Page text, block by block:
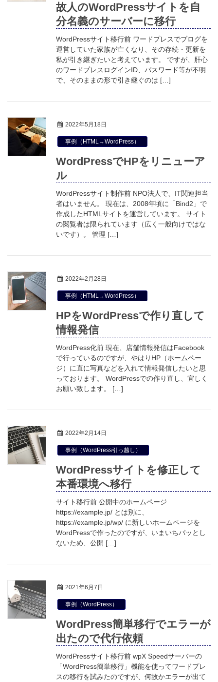
故人のWordPressサイトを自
分名義のサーバーに移行
WordPressサイト移行前 ワードプレスでブログを
運営していた家族が亡くなり、その存続・更新を
私が引き継ぎたいと考えています。 ですが、肝心
のワードプレスログインID、パスワード等が不明
で、そのままの形で引き継ぐのは […]
2022年5月18日
事例（HTML→WordPress）
WordPressでHPをリニューア
ル
WordPressサイト制作前 NPO法人で、IT関連担当
者はいません。 現在は、2008年頃に「Bind2」で
作成したHTMLサイトを運営しています。 サイト
の閲覧者は限られています（広く一般向けではな
いです）。 管理 […]
2022年2月28日
事例（HTML→WordPress）
HPをWordPressで作り直して
情報発信
WordPress化前 現在、店舗情報発信はFacebook
で行っているのですが、やはりHP（ホームペー
ジ）に直に写真などを入れて情報発信したいと思
っております。 WordPressでの作り直し、宜しく
お願い致します。 […]
2022年2月14日
事例（WordPress引っ越し）
WordPressサイトを修正して
本番環境へ移行
サイト移行前 公開中のホームページ
https://example.jp/ とは別に、
https://example.jp/wp/ に新しいホームページを
WordPressで作ったのですが、いまいちパッとし
ないため、公開 […]
2021年6月7日
事例（WordPress）
WordPress簡単移行でエラーが
出たので代行依頼
WordPressサイト移行前 wpX Speedサーバーの
「WordPress簡単移行」機能を使ってワードプレ
スの移行を試みたのですが、何故かエラーが出て